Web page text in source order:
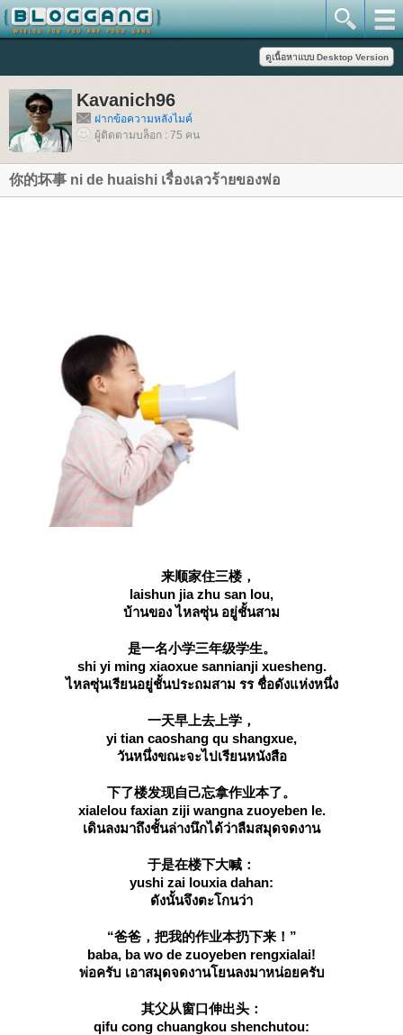
Kavanich96
ฝากข้อความหลังไมค์
ผู้ติดตามบล็อก : 75 คน
你的坏事 ni de huaishi เรื่องเลวร้ายของพ่อ
来顺家住三楼，
laishun jia zhu san lou,
บ้านของ ไหลซุ่น อยู่ชั้นสาม
是一名小学三年级学生。
shi yi ming xiaoxue sannianji xuesheng.
ไหลซุ่นเรียนอยู่ชั้นประถมสาม รร ชื่อดังแห่งหนึ่ง
一天早上去上学，
yi tian caoshang qu shangxue,
วันหนึ่งขณะจะไปเรียนหนังสือ
下了楼发现自己忘拿作业本了。
xialelou faxian ziji wangna zuoyeben le.
เดินลงมาถึงชั้นล่างนึกได้ว่าลืมสมุดจดงาน
于是在楼下大喊：
yushi zai louxia dahan:
ดังนั้นจึงตะโกนว่า
“爸爸，把我的作业本扔下来！”
baba, ba wo de zuoyeben rengxialai!
พ่อครับ เอาสมุดจดงานโยนลงมาหน่อยครับ
其父从窗口伸出头：
qifu cong chuangkou shenchutou: